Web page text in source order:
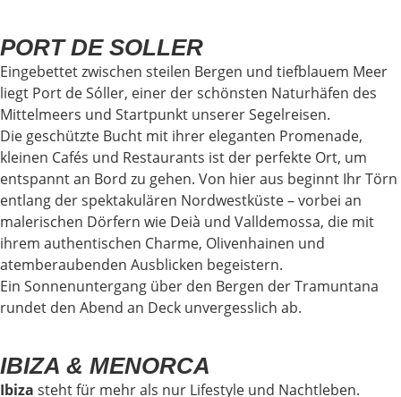
PORT DE SOLLER
Eingebettet zwischen steilen Bergen und tiefblauem Meer
liegt Port de Sóller, einer der schönsten Naturhäfen des
Mittelmeers und Startpunkt unserer Segelreisen.
Die geschützte Bucht mit ihrer eleganten Promenade,
kleinen Cafés und Restaurants ist der perfekte Ort, um
entspannt an Bord zu gehen. Von hier aus beginnt Ihr Törn
entlang der spektakulären Nordwestküste – vorbei an
malerischen Dörfern wie Deià und Valldemossa, die mit
ihrem authentischen Charme, Olivenhainen und
atemberaubenden Ausblicken begeistern.
Ein Sonnenuntergang über den Bergen der Tramuntana
rundet den Abend an Deck unvergesslich ab.
IBIZA & MENORCA
Ibiza steht für mehr als nur Lifestyle und Nachtleben.